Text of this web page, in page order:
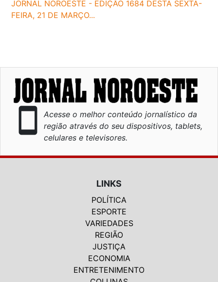
JORNAL NOROESTE - EDIÇÃO 1684 DESTA SEXTA-
FEIRA, 21 DE MARÇO...
smartphone
Acesse o melhor conteúdo jornalístico da
região através do seu dispositivos, tablets,
celulares e televisores.
LINKS
POLÍTICA
ESPORTE
VARIEDADES
REGIÃO
JUSTIÇA
ECONOMIA
ENTRETENIMENTO